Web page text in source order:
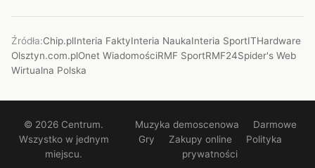
Źródła:Chip.plInteria FaktyInteria NaukaInteria SportITHardware
Olsztyn.com.plOnet WiadomościRMF SportRMF24Spider's Web
Wirtualna Polska
© 2026 Centrum.
Wszystko w jednym
miejscu.
Muzyka demoscenowa
Darmowe
Gry
Zakupy online
Polityka
prywatności